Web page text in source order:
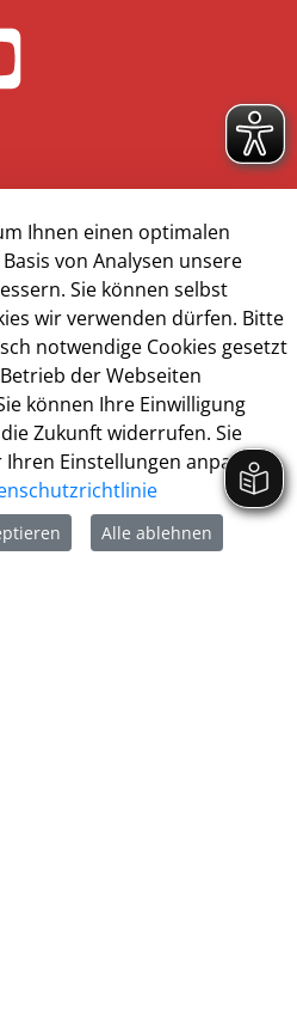
Ihnen einen optimalen
von Analysen unsere
Sie können selbst
wir verwenden dürfen. Bitte
notwendige Cookies gesetzt
der Webseiten
können Ihre Einwilligung
Zukunft widerrufen. Sie
Einstellungen anpassen
Alle ablehnen